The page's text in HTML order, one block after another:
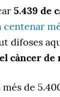
5.439 de
centenar
difoses
càncer de
de